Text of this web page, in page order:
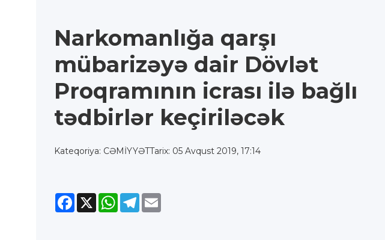
Narkomanlığa qarşı
mübarizəyə dair Dövlət
Proqramının icrası ilə bağlı
tədbirlər keçiriləcək
Kateqoriya: CƏMİYYƏTTarix: 05 Avqust 2019, 17:14
Facebook
X WhatsApp
Telegram